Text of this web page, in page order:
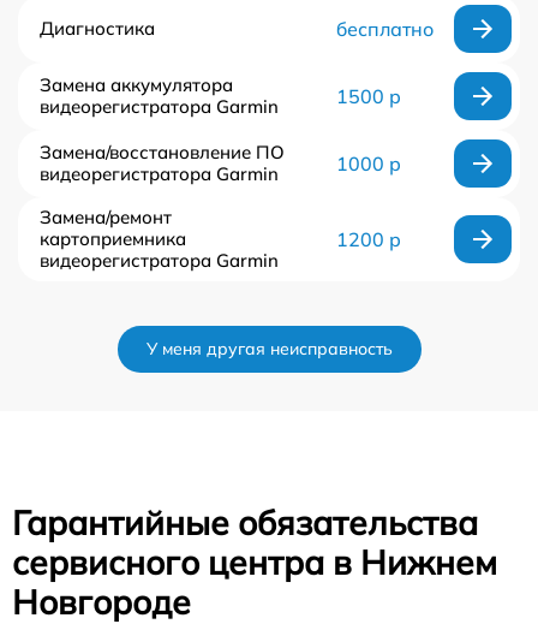
Диагностика бесплатно
Замена аккумулятора
видеорегистратора Garmin
1500 р
Замена/восстановление ПО
видеорегистратора Garmin
1000 р
Замена/ремонт
картоприемника
видеорегистратора Garmin
1200 р
У меня другая неисправность
Гарантийные обязательства
сервисного центра в Нижнем
Новгороде